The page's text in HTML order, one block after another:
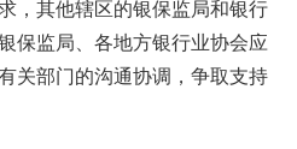
，其他辖区的银保监局和银行
保监局、各地方银行业协会应
关部门的沟通协调，争取支持